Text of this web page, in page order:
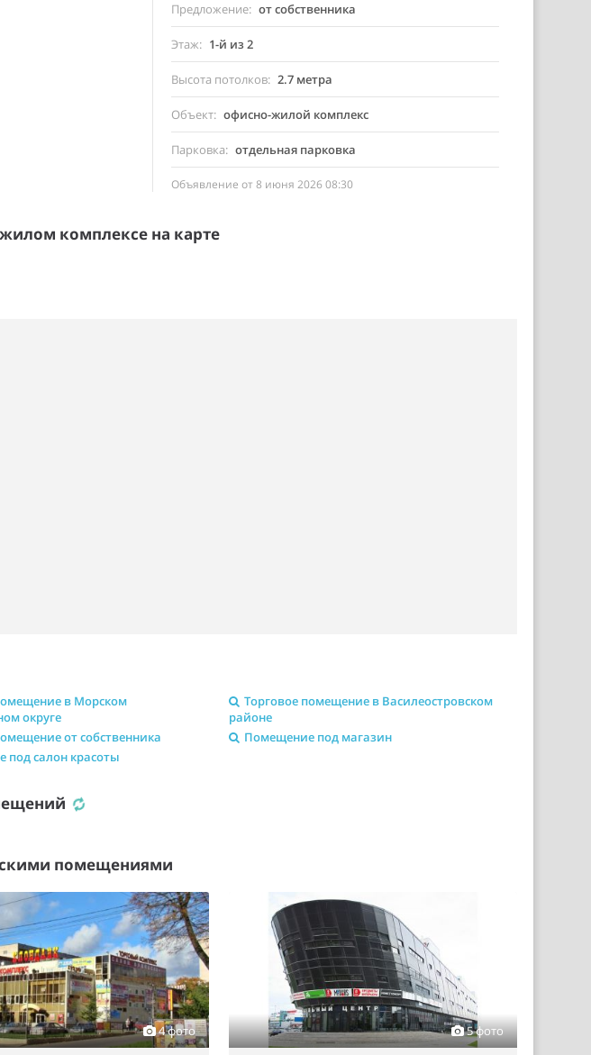
Предложение от собственника
Этаж 1-й из 2
Высота потолков 2.7 метра
Объект офисно-жилой комплекс
Парковка отдельная парковка
Объявление от 8 июня 2026 08:30
комплексе на карте
в Морском
округе
Торговое помещение в Василеостровском
районе
от собственника
Помещение под магазин
под салон красоты
помещениями
4 фото 5 фото